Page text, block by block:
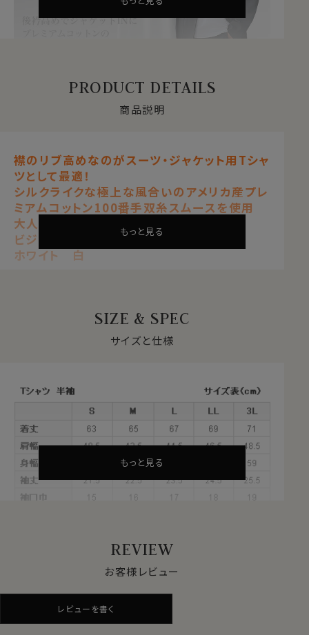
シルクライクな極上な風合いのアメリカ産プレ
ミアムコットン100番手双糸スムースを使用
大人の逸品半袖Tシャツ！
ビジネスカジュアルのNEWスタイル！
●スーツやジャケットにあわせるTシャツとして最適！
ル化が進み、スーツやジャケットの下にワイシャツに代わ
りTシャツを着用する方が増えてきています。
ただ普通のTシャツではカジュアルすぎて、またよれっと
PRODUCT DETAILS
商品説明
襟のリブ高めなのがスーツ・ジャケット用Tシャ
ツとして最適！
シルクライクな極上な風合いのアメリカ産プレ
ミアムコットン100番手双糸スムースを使用
大人の逸品半袖Tシャツ！
ビジネスカジュアルのNEWスタイル！
ホワイト 白
もっと見る
SIZE & SPEC
サイズと仕様
もっと見る
REVIEW
お客様レビュー
レビューを書く